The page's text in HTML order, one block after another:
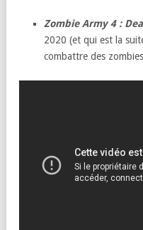
Zombie Army 4 :
2020 (et qui est la
combattre des